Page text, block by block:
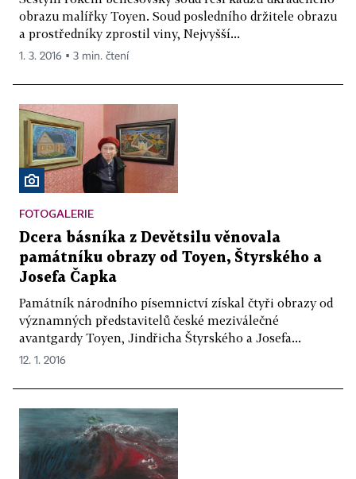
obrazu malířky Toyen. Soud posledního držitele obrazu
a prostředníky zprostil viny, Nejvyšší...
1. 3. 2016 ▪ 3 min. čtení
FOTOGALERIE
Dcera básníka z Devětsilu věnovala
památníku obrazy od Toyen, Štyrského a
Josefa Čapka
Památník národního písemnictví získal čtyři obrazy od
významných představitelů české meziválečné
avantgardy Toyen, Jindřicha Štyrského a Josefa...
12. 1. 2016